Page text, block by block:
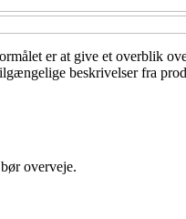
er at give et overblik
beskrivelser fra
overveje.